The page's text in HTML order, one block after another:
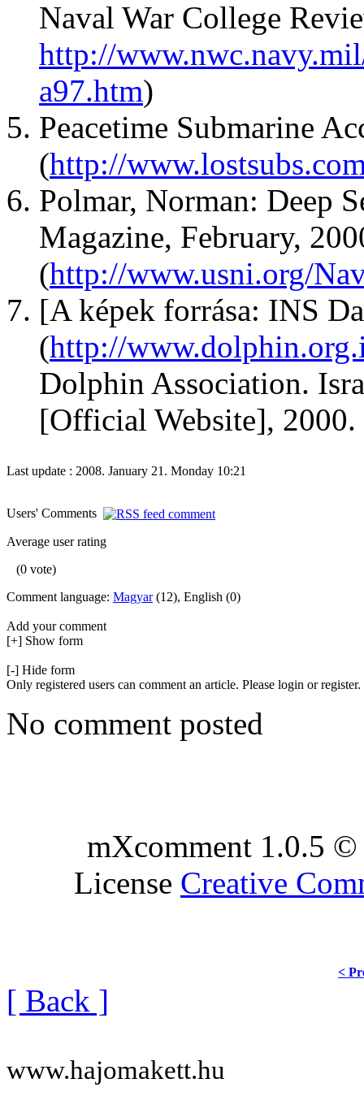
Naval War College
http://
a97.htm)
Peacetime Submarine
(http://
Polmar, Norman: Deep
Magazine, February,
(http://www.usni.org/
[A képek forrása: INS
(http://
Dolphin Association.
[Official Website], 2000.
Last update : 2008. January 21. Monday 10:21
Users' Comments
Average user rating
(0 vote)
Comment language: Magyar(12), English (0)
Add your comment
[+] Show form
[-] Hide form
Only registered users can comment an article. Please login or register.
No comment posted
mXcomment 1.0.5
License Creative
<
[ Back ]
www.hajomakett.hu